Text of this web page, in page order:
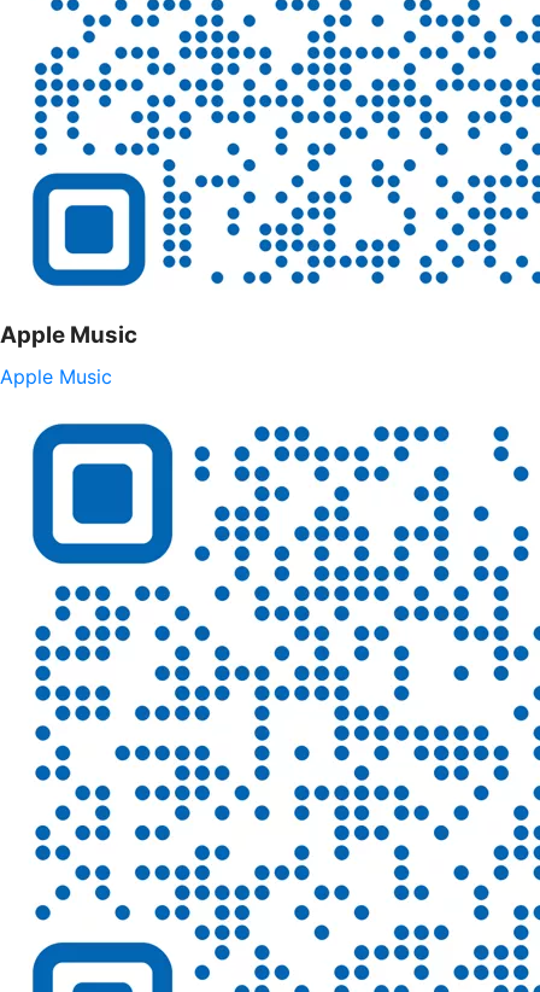
Apple Music
Apple Music